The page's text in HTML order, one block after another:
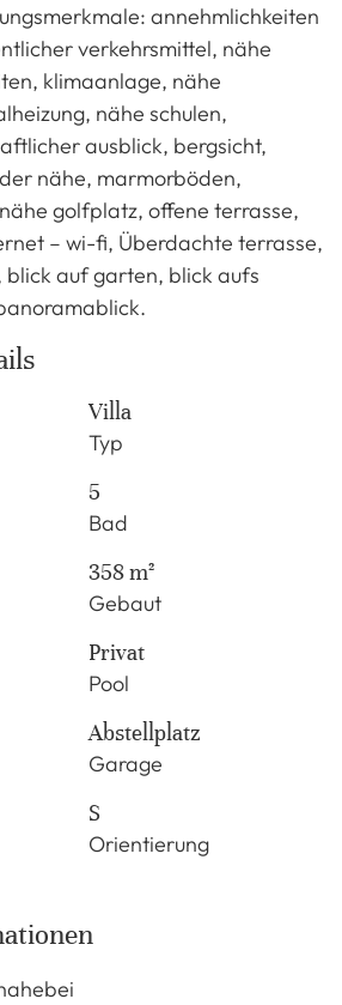
annehmlichkeiten
verkehrsmittel, nähe
klimaanlage, nähe
nähe schulen,
ausblick, bergsicht,
nähe, marmorböden,
golfplatz, offene terrasse,
– wi-fi, Überdachte terrasse,
blick auf garten, blick aufs
Villa
Typ
5
Bad
358 m²
Gebaut
Privat
Pool
Abstellplatz
Garage
S
Orientierung